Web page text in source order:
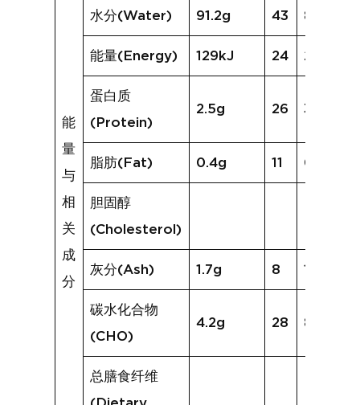
能
量
与
相
关
成
分
水分(Water) 91.2g 43 86.8g
能量(Energy) 129kJ 24 204kJ
蛋白质
(Protein)
2.5g 26 3.2g
脂肪(Fat) 0.4g 11 0.4g
胆固醇
(Cholesterol)
灰分(Ash) 1.7g 8 1.3g
碳水化合物
(CHO)
4.2g 28 8.3g
总膳食纤维